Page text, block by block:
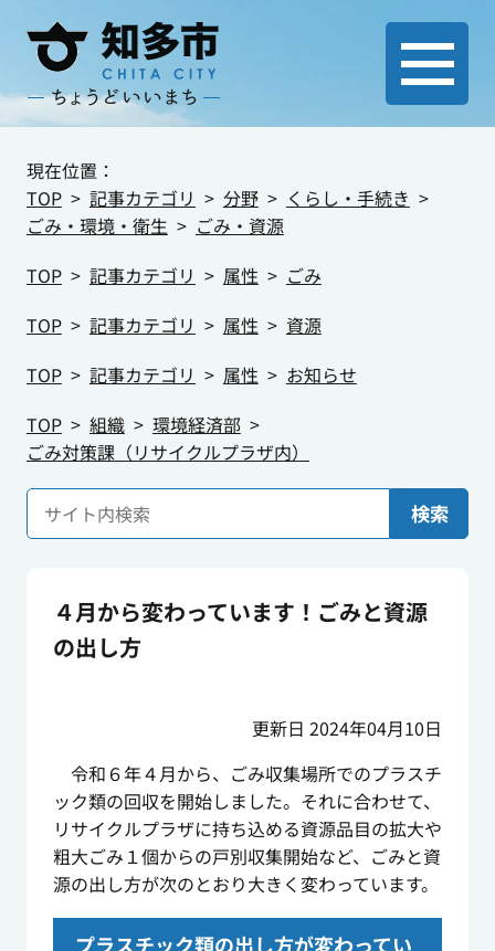
現在位置：
TOP
記事カテゴリ 分野
くらし・手続き
ごみ・環境・衛生
ごみ・資源
TOP
記事カテゴリ 属性
ごみ
TOP
記事カテゴリ 属性
資源
TOP
記事カテゴリ 属性
お知らせ
TOP
組織
環境経済部
ごみ対策課（リサイクルプラザ内）
検索
４月から変わっています！ごみと資源
の出し方
更新日 2024年04月10日
令和６年４月から、ごみ収集場所でのプラスチ
ック類の回収を開始しました。それに合わせて、
リサイクルプラザに持ち込める資源品目の拡大や
粗大ごみ１個からの戸別収集開始など、ごみと資
源の出し方が次のとおり大きく変わっています。
プラスチック類の出し方が変わってい